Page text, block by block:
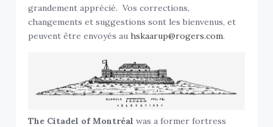
grandement apprécié. Vos corrections,
changements et suggestions sont les bienvenus, et
peuvent être envoyés auhskaarup@rogers.com.
The Citadel of Montréal was a former fortress